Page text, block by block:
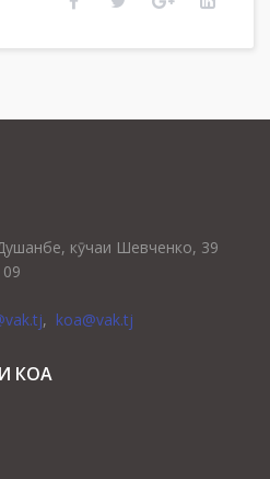
кӯчаи Шевченко, 39
, koa@vak.tj
КОА